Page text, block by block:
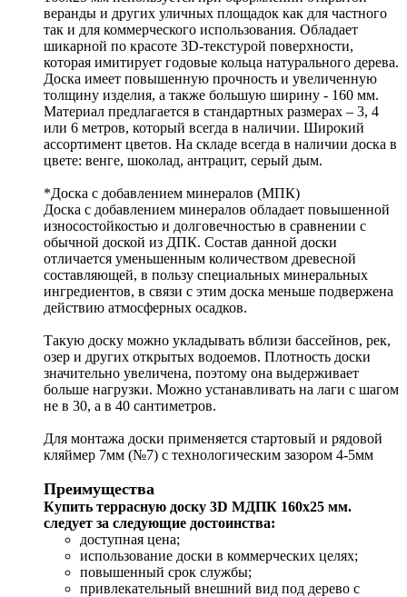
веранды и других уличных площадок как для частного
так и для коммерческого использования. Обладает
шикарной по красоте 3D-текстурой поверхности,
которая имитирует годовые кольца натурального дерева.
Доска имеет повышенную прочность и увеличенную
толщину изделия, а также большую ширину - 160 мм.
Материал предлагается в стандартных размерах – 3, 4
или 6 метров, который всегда в наличии. Широкий
ассортимент цветов. На складе всегда в наличии доска в
цвете: венге, шоколад, антрацит, серый дым.
*Доска с добавлением минералов (МПК)
Доска с добавлением минералов обладает повышенной
износостойкостью и долговечностью в сравнении с
обычной доской из ДПК. Состав данной доски
отличается уменьшенным количеством древесной
составляющей, в пользу специальных минеральных
ингредиентов, в связи с этим доска меньше подвержена
действию атмосферных осадков.
Такую доску можно укладывать вблизи бассейнов, рек,
озер и других открытых водоемов. Плотность доски
значительно увеличена, поэтому она выдерживает
больше нагрузки. Можно устанавливать на лаги с шагом
не в 30, а в 40 сантиметров.
Для монтажа доски применяется стартовый и рядовой
кляймер 7мм (№7) с технологическим зазором 4-5мм
Преимущества
Купить террасную доску 3D МДПК 160x25 мм.
следует за следующие достоинства:
доступная цена;
использование доски в коммерческих целях;
повышенный срок службы;
привлекательный внешний вид под дерево c